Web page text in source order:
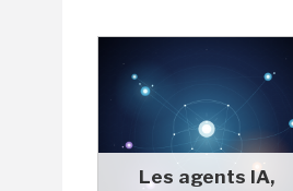
Les agents IA,